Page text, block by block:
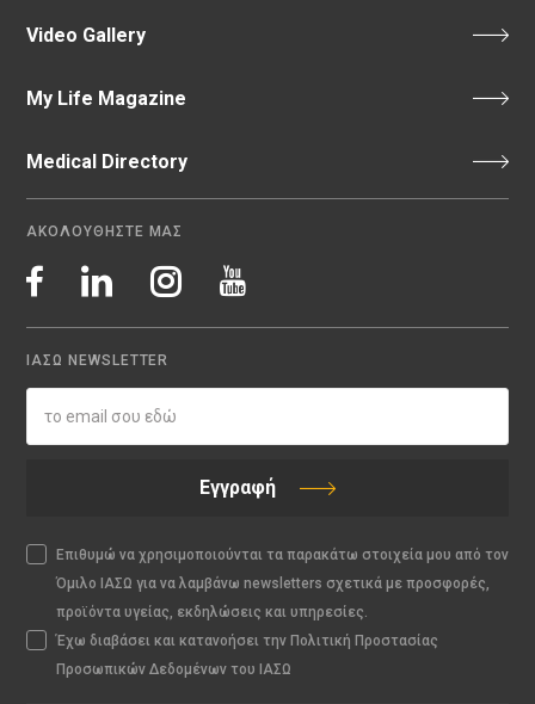
Video Gallery
My Life Magazine
Medical Directory
ΑΚΟΛΟΥΘΗΣΤΕ ΜΑΣ
ΙΑΣΩ NEWSLETTER
Εγγραφή
Επιθυμώ να χρησιμοποιούνται τα παρακάτω στοιχεία μου από τον
Όμιλο ΙΑΣΩ για να λαμβάνω newsletters σχετικά με προσφορές,
προϊόντα υγείας, εκδηλώσεις και υπηρεσίες.
Έχω διαβάσει και κατανοήσει την Πολιτική Προστασίας
Προσωπικών Δεδομένων του ΙΑΣΩ